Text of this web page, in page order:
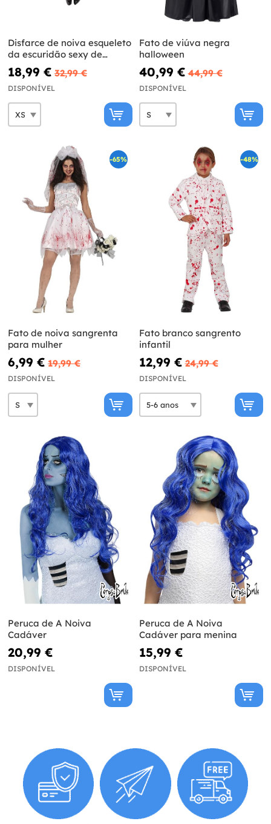
Disfarce de noiva esqueleto
da escuridão sexy de
Halloween para mulher
18,99 € 32,99 €
DISPONÍVEL
Fato de viúva negra
halloween
40,99 € 44,99 €
DISPONÍVEL
-65%
Fato de noiva sangrenta
para mulher
6,99 € 19,99 €
DISPONÍVEL
-48%
Fato branco sangrento
infantil
12,99 € 24,99 €
DISPONÍVEL
Peruca de A Noiva
Cadáver
20,99 €
DISPONÍVEL
Peruca de A Noiva
Cadáver para menina
15,99 €
DISPONÍVEL